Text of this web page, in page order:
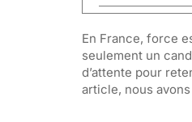
En France, force
seulement un
d’attente pour
article, nous